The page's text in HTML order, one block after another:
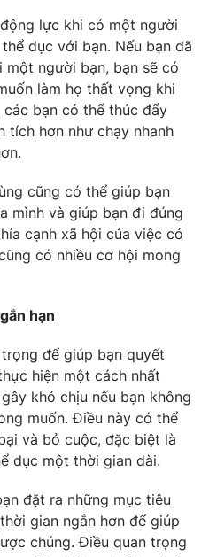
lực khi có một người
dục với bạn. Nếu bạn đã
một người bạn, bạn sẽ có
làm họ thất vọng khi
bạn có thể thúc đẩy
tích hơn như chạy nhanh
cũng có thể giúp bạn
mình và giúp bạn đi đúng
cạnh xã hội của việc có
có nhiều cơ hội mong
hạn
để giúp bạn quyết
hiện một cách nhất
khó chịu nếu bạn không
muốn. Điều này có thể
và bỏ cuộc, đặc biệt là
dục một thời gian dài.
đặt ra những mục tiêu
gian ngắn hơn để giúp
chúng. Điều quan trọng